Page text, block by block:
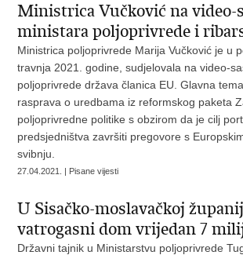
Ministrica Vučković na video-
ministara poljoprivrede i
Ministrica poljoprivrede Marija Vučković je u
travnja 2021. godine, sudjelovala na video-
poljoprivrede država članica EU. Glavna
rasprava o uredbama iz reformskog paketa
poljoprivredne politike s obzirom da je cilj
predsjedništva završiti pregovore s
svibnju.
27.04.2021. | Pisane vijesti
U Sisačko-moslavačkoj
vatrogasni dom vrijedan 7
Državni tajnik u Ministarstvu poljoprivrede